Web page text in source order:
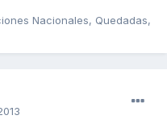
Nacionales, Quedadas,